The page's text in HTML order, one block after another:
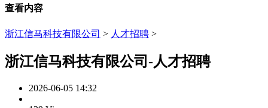
查看内容
浙江信马科技有限公司 > 人才招聘 >
浙江信马科技有限公司-人才招聘
2026-06-05 14:32